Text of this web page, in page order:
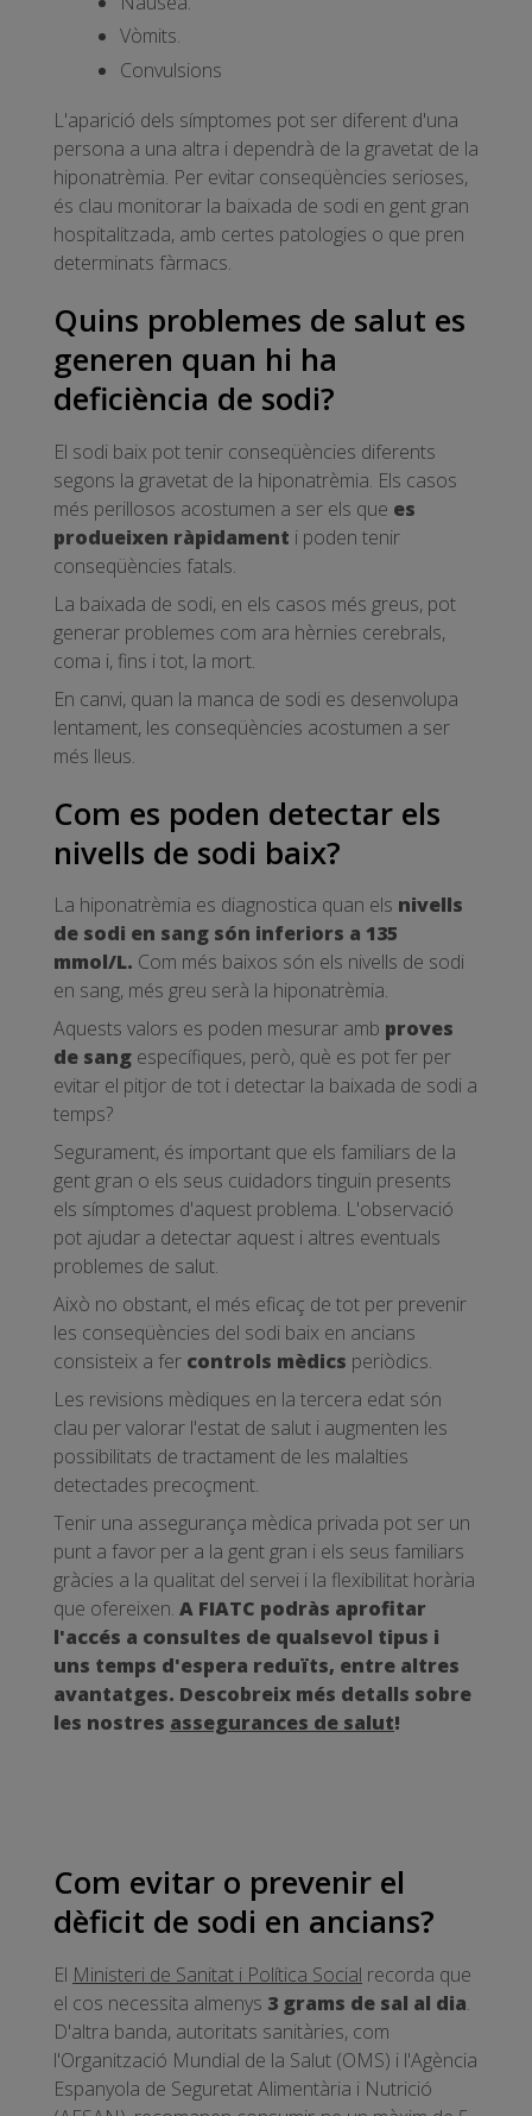
Vòmits.
Convulsions
L'aparició dels símptomes pot ser diferent d'una
persona a una altra i dependrà de la gravetat de la
hiponatrèmia. Per evitar conseqüències serioses,
és clau monitorar la baixada de sodi en gent gran
hospitalitzada, amb certes patologies o que pren
determinats fàrmacs.
Quins problemes de salut es
generen quan hi ha
deficiència de sodi?
El sodi baix pot tenir conseqüències diferents
segons la gravetat de la hiponatrèmia. Els casos
més perillosos acostumen a ser els que es
produeixen ràpidament i poden tenir
conseqüències fatals.
La baixada de sodi, en els casos més greus, pot
generar problemes com ara hèrnies cerebrals,
coma i, fins i tot, la mort.
En canvi, quan la manca de sodi es desenvolupa
lentament, les conseqüències acostumen a ser
més lleus.
Com es poden detectar els
nivells de sodi baix?
La hiponatrèmia es diagnostica quan els nivells
de sodi en sang són inferiors a 135
mmol/L. Com més baixos són els nivells de sodi
en sang, més greu serà la hiponatrèmia.
Aquests valors es poden mesurar amb proves
de sang específiques, però, què es pot fer per
evitar el pitjor de tot i detectar la baixada de sodi a
temps?
Segurament, és important que els familiars de la
gent gran o els seus cuidadors tinguin presents
els símptomes d'aquest problema. L'observació
pot ajudar a detectar aquest i altres eventuals
problemes de salut.
Això no obstant, el més eficaç de tot per prevenir
les conseqüències del sodi baix en ancians
consisteix a fer controls mèdics periòdics.
Les revisions mèdiques en la tercera edat són
clau per valorar l'estat de salut i augmenten les
possibilitats de tractament de les malalties
detectades precoçment.
Tenir una assegurança mèdica privada pot ser un
punt a favor per a la gent gran i els seus familiars
gràcies a la qualitat del servei i la flexibilitat horària
que ofereixen. A FIATC podràs aprofitar
l'accés a consultes de qualsevol tipus i
uns temps d'espera reduïts, entre altres
avantatges. Descobreix més detalls sobre
les nostres assegurances de salut!
Com evitar o prevenir el
dèficit de sodi en ancians?
El Ministeri de Sanitat i Política Social recorda que
el cos necessita almenys 3 grams de sal al dia.
D'altra banda, autoritats sanitàries, com
l'Organització Mundial de la Salut (OMS) i l'Agència
Espanyola de Seguretat Alimentària i Nutrició